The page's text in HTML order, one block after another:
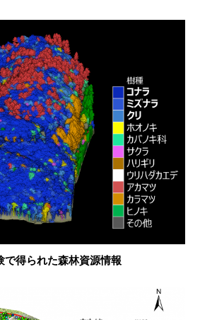
で得られた森林資源情報